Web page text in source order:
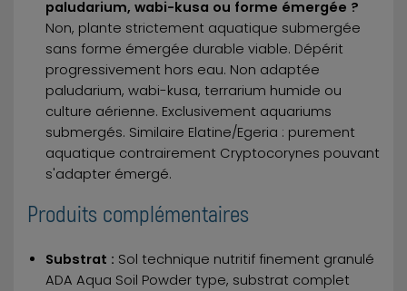
paludarium, wabi-kusa ou forme émergée ?
Non, plante strictement aquatique submergée
sans forme émergée durable viable. Dépérit
progressivement hors eau. Non adaptée
paludarium, wabi-kusa, terrarium humide ou
culture aérienne. Exclusivement aquariums
submergés. Similaire Elatine/Egeria : purement
aquatique contrairement Cryptocorynes pouvant
s'adapter émergé.
Produits complémentaires
Substrat : Sol technique nutritif finement granulé
ADA Aqua Soil Powder type, substrat complet